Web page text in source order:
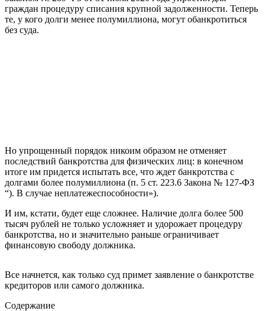
граждан процедуру списания крупной задолженности. Теперь
те, у кого долги менее полумиллиона, могут обанкротиться
без суда.
Но упрощенный порядок никоим образом не отменяет
последствий банкротства для физических лиц: в конечном
итоге им придется испытать все, что ждет банкротства с
долгами более полумиллиона (п. 5 ст. 223.6 Закона № 127-ФЗ
“). В случае неплатежеспособности»).
И им, кстати, будет еще сложнее. Наличие долга более 500
тысяч рублей не только усложняет и удорожает процедуру
банкротства, но и значительно раньше ограничивает
финансовую свободу должника.
Все начнется, как только суд примет заявление о банкротстве
кредиторов или самого должника.
Содержание